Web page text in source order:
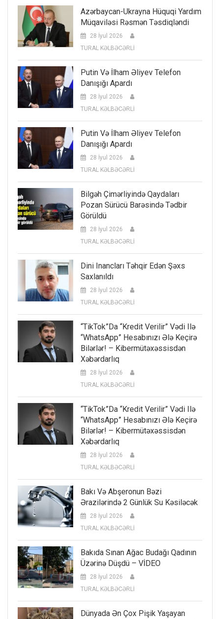
Azərbaycan-Ukrayna Hüquqi Yardım
Müqaviləsi Rəsmən Təsdiqləndi
28 İyul 2026
TURAL KƏLBƏCƏRLİ
Putin Və İlham Əliyev Telefon
Danışığı Apardı
28 İyul 2026
TURAL KƏLBƏCƏRLİ
Putin Və İlham Əliyev Telefon
Danışığı Apardı
28 İyul 2026
TURAL KƏLBƏCƏRLİ
Bilgəh Çimərliyində Qaydaları
Pozan Sürücü Barəsində Tədbir
Görüldü
28 İyul 2026
TURAL KƏLBƏCƏRLİ
Dini Inancları Təhqir Edən Şəxs
Saxlanıldı
28 İyul 2026
TURAL KƏLBƏCƏRLİ
“TikTok”da “kredit Verilir” Vədi Ilə
“WhatsApp” Hesabınızı Ələ Keçirə
Bilərlər! – Kibermütəxəssisdən
Xəbərdarlıq
28 İyul 2026
TURAL KƏLBƏCƏRLİ
“TikTok”da “kredit Verilir” Vədi Ilə
“WhatsApp” Hesabınızı Ələ Keçirə
Bilərlər! – Kibermütəxəssisdən
Xəbərdarlıq
28 İyul 2026
TURAL KƏLBƏCƏRLİ
Bakı Və Abşeronun Bəzi
Ərazilərində 2 Günlük Su Kəsiləcək
28 İyul 2026
TURAL KƏLBƏCƏRLİ
Bakıda Sınan Ağac Budağı Qadının
Üzərinə Düşdü – VİDEO
28 İyul 2026
TURAL KƏLBƏCƏRLİ
Dünyada Ən Çox Pişik Yaşayan